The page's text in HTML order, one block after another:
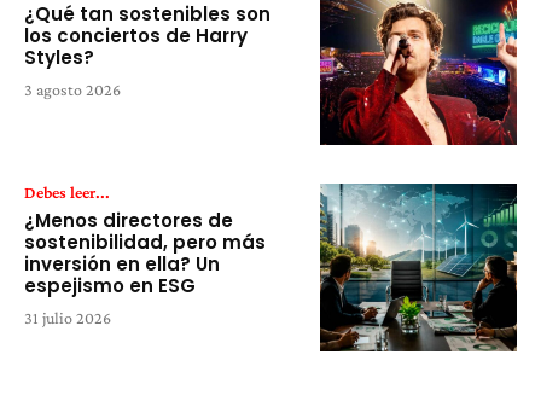
¿Qué tan sostenibles son
los conciertos de Harry
Styles?
3 agosto 2026
Debes leer...
¿Menos directores de
sostenibilidad, pero más
inversión en ella? Un
espejismo en ESG
31 julio 2026